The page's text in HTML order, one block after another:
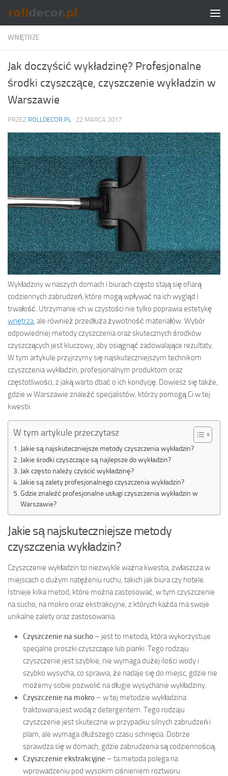
Skip to content
WNĘTRZE
Jak doczyścić wykładzinę? Profesjonalne
środki czyszczące, czyszczenie wykładzin w
Warszawie
PRZEZ ROLLDECOR.PL · 22 MARCA 2017
Wykładziny w naszych domach i biurach często stają się ofiarą
codziennych zabrudzeń, które mogą wpływać na ich wygląd i
trwałość. Utrzymanie ich w czystości nie tylko poprawia estetykę
wnętrza, ale również przedłuża żywotność materiałów. Wybór
odpowiedniej metody czyszczenia oraz skutecznych środków
czyszczących jest kluczowy, aby osiągnąć zadowalające rezultaty.
W tym artykule przyjrzymy się najskuteczniejszym technikom
czyszczenia wykładzin, profesjonalnym produktom oraz
częstotliwości, z jaką warto dbać o ich kondycję. Dowiesz się także,
gdzie w Warszawie znaleźć specjalistów, którzy pomogą Ci w tej
kwestii.
W tym artykule przeczytasz
Jakie są najskuteczniejsze metody czyszczenia wykładzin?
Jakie środki czyszczące są najlepsze do wykładzin?
Jak często należy czyścić wykładzinę?
Jakie są zalety profesjonalnego czyszczenia wykładzin?
Gdzie znaleźć profesjonalne usługi czyszczenia wykładzin w
Warszawie?
Jakie są najskuteczniejsze metody
czyszczenia wykładzin?
Czyszczenie wykładzin to niezwykle ważna kwestia, zwłaszcza w
miejscach o dużym natężeniu ruchu, takich jak biura czy hotele.
Istnieje kilka metod, które można zastosować, w tym czyszczenie
na sucho, na mokro oraz ekstrakcyjne, z których każda ma swoje
unikalne zalety oraz zastosowania.
Czyszczenie na sucho – jest to metoda, która wykorzystuje
specjalne proszki czyszczące lub pianki. Tego rodzaju
czyszczenie jest szybkie, nie wymaga dużej ilości wody i
szybko wysycha, co sprawia, że nadaje się do miejsc, gdzie nie
możemy sobie pozwolić na długie wysychanie wykładziny.
Czyszczenie na mokro – w tej metodzie wykładzina
traktowana jest wodą z detergentem. Tego rodzaju
czyszczenie jest skuteczne w przypadku silnych zabrudzeń i
plam, ale wymaga dłuższego czasu schnięcia. Dobrze
sprawdza się w domach, gdzie zabrudzenia są codziennością.
Czyszczenie ekstrakcyjne – ta metoda polega na
wprowadzeniu pod wysokim ciśnieniem roztworu